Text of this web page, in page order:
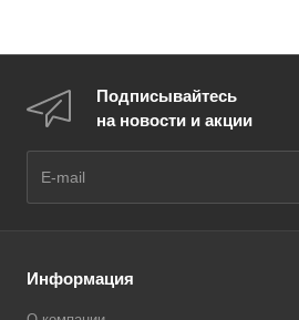
Подписывайтесь
на новости и акции
Информация